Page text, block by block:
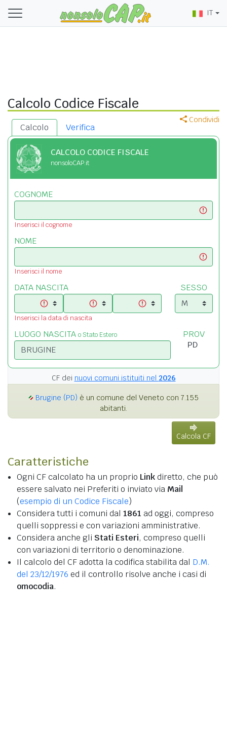
IT
Calcolo Codice Fiscale
Condividi
Calcolo Verifica
CALCOLO CODICE FISCALE
nonsoloCAP.it
COGNOME
Inserisci il cognome
NOME
Inserisci il nome
DATA NASCITA
Inserisci la data di nascita
SESSO
LUOGO NASCITA o Stato Estero PROV
CF dei nuovi comuni istituiti nel 2026
Brugine (PD) è un comune del Veneto con 7.155
abitanti.
Calcola CF
Caratteristiche
Ogni CF calcolato ha un proprio Linkdiretto, che può
essere salvato nei Preferiti o inviato via Mail
(esempio di un Codice Fiscale)
Considera tutti i comuni dal 1861 ad oggi, compreso
quelli soppressi e con variazioni amministrative.
Considera anche gli Stati Esteri, compreso quelli
con variazioni di territorio o denominazione.
Il calcolo del CF adotta la codifica stabilita dal D.M.
del 23/12/1976 ed il controllo risolve anche i casi di
omocodia.